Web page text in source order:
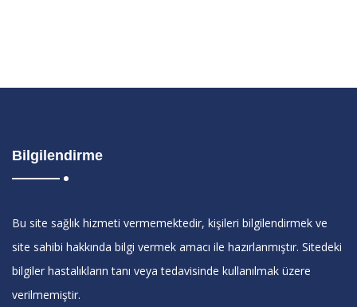
Bilgilendirme
Bu site sağlık hizmeti vermemektedir, kişileri bilgilendirmek ve
site sahibi hakkında bilgi vermek amacı ile hazırlanmıştır. Sitedeki
bilgiler hastalıkların tanı veya tedavisinde kullanılmak üzere
verilmemiştir.